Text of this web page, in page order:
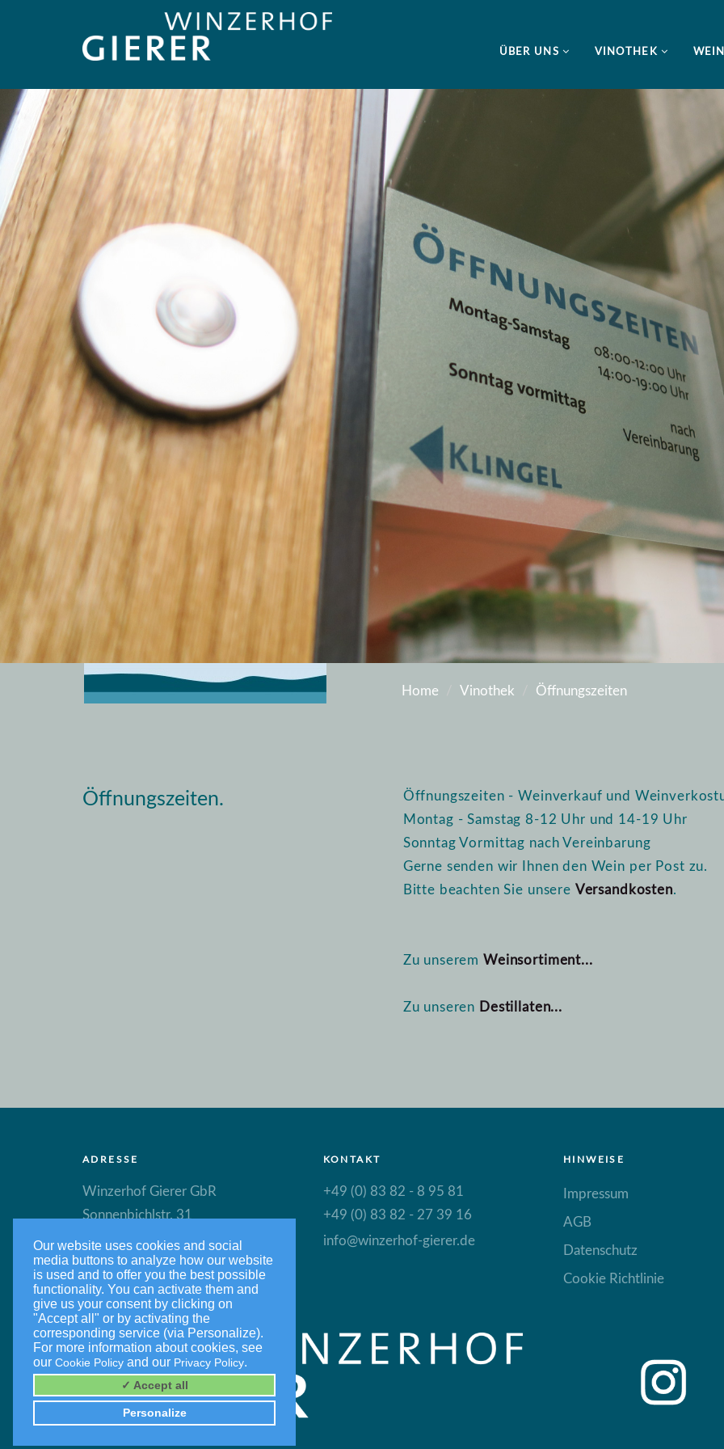
ÜBER UNS VINOTHEK
Home Vinothek Öffnungszeiten
Öffnungszeiten.
Öffnungszeiten - Weinverkauf und
Montag - Samstag 8-12 Uhr und 14-19 Uhr
Sonntag Vormittag nach Vereinbarung
Gerne senden wir Ihnen den Wein per Post zu.
Bitte beachten Sie unsere Versandkosten.
Zu unseremWeinsortiment...
Zu unseren Destillaten...
ADRESSE
Winzerhof Gierer GbR
Sonnenbichlstr. 31
88149 Nonnenhorn
KONTAKT
+49 (0) 83 82 - 8 95 81
+49 (0) 83 82 - 27 39 16
info@winzerhof-gierer.de
HINWEISE
Impressum
AGB
Datenschutz
Cookie Richtlinie
Our website uses cookies and social
media buttons to analyze how our website
is used and to offer you the best possible
functionality. You can activate them and
give us your consent by clicking on
"Accept all" or by activating the
corresponding service (via Personalize).
For more information about cookies, see
our Cookie Policy and our Privacy Policy.
✓ Accept all
Personalize